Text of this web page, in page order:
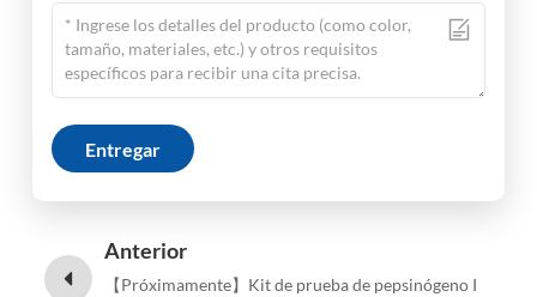
Entregar
Anterior
【Próximamente】Kit de prueba de pepsinógeno I